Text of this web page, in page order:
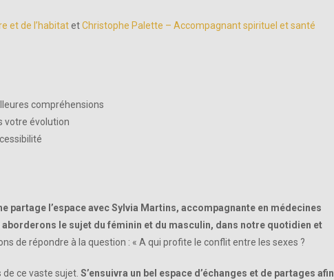
et de l’habitatetChristophe Palette – Accompagnant spirituel et santé
compréhensions
votre évolution
partage l’espace avec Sylvia Martins, accompagnante en médecines
le sujet du féminin et du masculin, dans notre quotidien et
de répondre à la question : « A qui profite le conflit entre les sexes ?
ce vaste sujet. S’ensuivra un bel espace d’échanges et de partages afin